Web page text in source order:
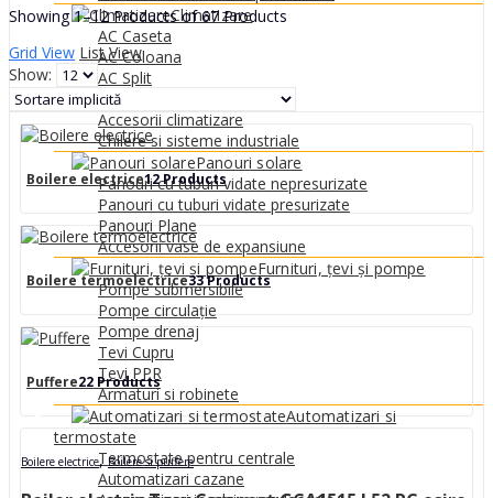
Climatizare
AC Caseta
AC Coloana
AC Split
AC Tubulatura
Accesorii climatizare
Chilere si sisteme industriale
Panouri solare
Panouri cu tuburi vidate nepresurizate
Panouri cu tuburi vidate presurizate
Panouri Plane
Accesorii vase de expansiune
Furnituri, țevi și pompe
Pompe submersibile
Pompe circulație
Pompe drenaj
Tevi Cupru
Tevi PPR
Armaturi si robinete
Automatizari si
termostate
Termostate pentru centrale
Automatizari cazane
Showing 1–12 Products of 67 Products
Grid View List View
Show:
Boilere electrice12 Products
Boilere termoelectrice33 Products
Puffere22 Products
Boilere electrice,Boilere si puffere